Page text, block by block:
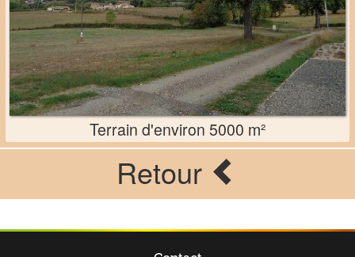
Terrain d'environ 5000 m²
Retour